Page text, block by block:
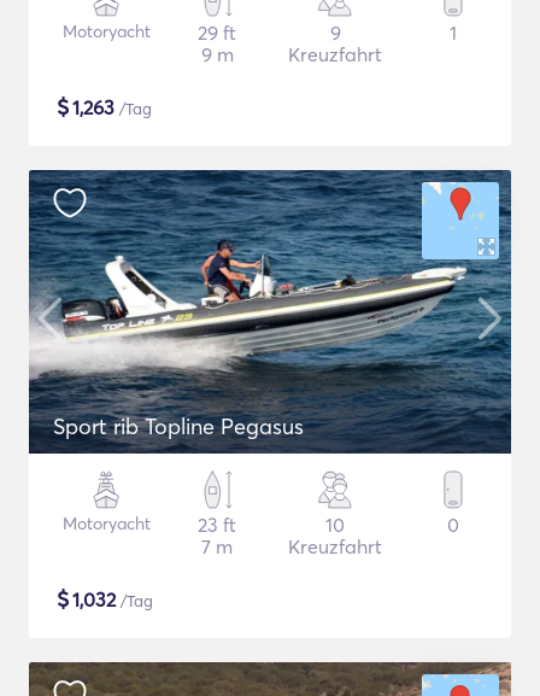
Motoryacht
29 ft
9 m
9
Kreuzfahrt
1
$1,263 /Tag
Sport rib Topline Pegasus
Motoryacht
23 ft
7 m
10
Kreuzfahrt
0
$1,032/Tag